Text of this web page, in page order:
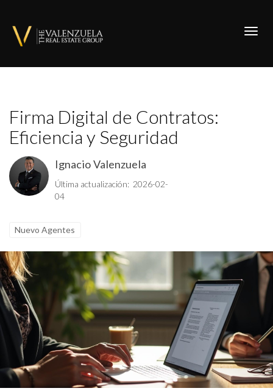
Firma Digital de Contratos:
Eficiencia y Seguridad
Ignacio Valenzuela
Última actualización: 2026-02-
04
Nuevo Agentes